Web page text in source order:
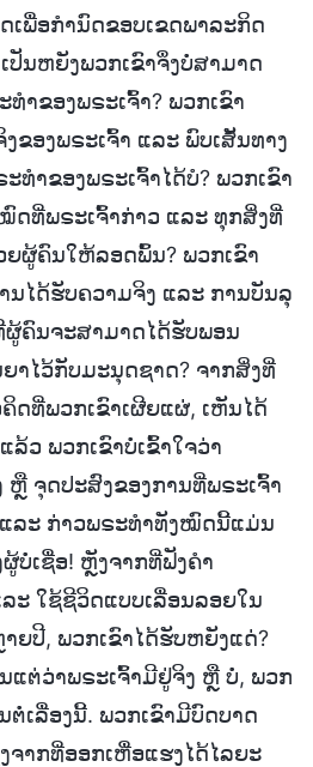
ເພື່ອກຳນົດຂອບເຂດພາລະກິດ
ປັນຫຍັງພວກເຂົາຈຶ່ງບໍ່ສາມາດ
ທຳຂອງພຣະເຈົ້າ? ພວກເຂົາ
ອງພຣະເຈົ້າ ແລະ ພົບເສັ້ນທາງ
ຳຂອງພຣະເຈົ້າໄດ້ບໍ? ພວກເຂົາ
ດທີ່ພຣະເຈົ້າກ່າວ ແລະ ທຸກສິ່ງທີ່
ຍຜູ້ຄົນໃຫ້ລອດພົ້ນ? ພວກເຂົາ
ນໄດ້ຮັບຄວາມຈິງ ແລະ ການບັນລຸ
ຄົນຈະສາມາດໄດ້ຮັບພອນ
າໄວ້ກັບມະນຸດຊາດ? ຈາກສິ່ງທີ່
ດທີ່ພວກເຂົາເຜີຍແຜ່, ເຫັນໄດ້
ລ້ວ ພວກເຂົາບໍ່ເຂົ້າໃຈວ່າ
ຫຼື ຈຸດປະສົງຂອງການທີ່ພຣະເຈົ້າ
ລະ ກ່າວພຣະທຳທັງໝົດນີ້ແມ່ນ
ບໍ່ເຊື່ອ! ຫຼັງຈາກທີ່ຟັງຄຳ
ະ ໃຊ້ຊີວິດແບບເລື່ອນລອຍໃນ
ຍປີ, ພວກເຂົາໄດ້ຮັບຫຍັງແດ່?
ແຕ່ວ່າພຣະເຈົ້າມີຢູ່ຈິງ ຫຼື ບໍ່, ພວກ
ເລື່ອງນີ້. ພວກເຂົາມີບົດບາດ
າກທີ່ອອກເຫື່ອແຮງໄດ້ໄລຍະ